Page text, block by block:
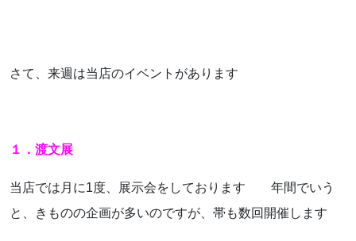
さて、来週は当店のイベントがあります
１．渡文展
当店では月に1度、展示会をしております 年間でいう
と、きものの企画が多いのですが、帯も数回開催します